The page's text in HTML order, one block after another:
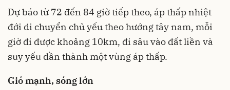
Dự báo từ 72 đến 84 giờ tiếp theo, áp thấp nhiệt
đới di chuyển chủ yếu theo hướng tây nam, mỗi
giờ đi được khoảng 10km, đi sâu vào đất liền và
suy yếu dần thành một vùng áp thấp.
Gió mạnh, sóng lớn